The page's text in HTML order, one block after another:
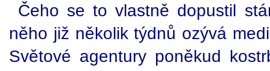
Čeho se to vlastně dopustil
něho již několik týdnů ozývá
Světové agentury poněkud